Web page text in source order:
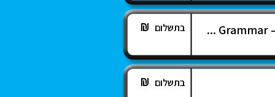
Grammar בתשלום
בתשלום